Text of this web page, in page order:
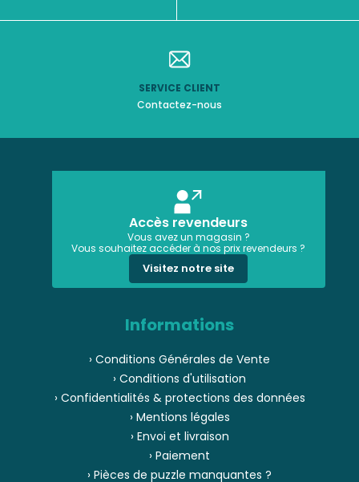
SERVICE CLIENT
Contactez-nous
Accès revendeurs
Vous avez un magasin ?
Vous souhaitez accéder à nos prix revendeurs ?
Visitez notre site
Informations
› Conditions Générales de Vente
› Conditions d'utilisation
› Confidentialités & protections des données
› Mentions légales
› Envoi et livraison
› Paiement
› Pièces de puzzle manquantes ?